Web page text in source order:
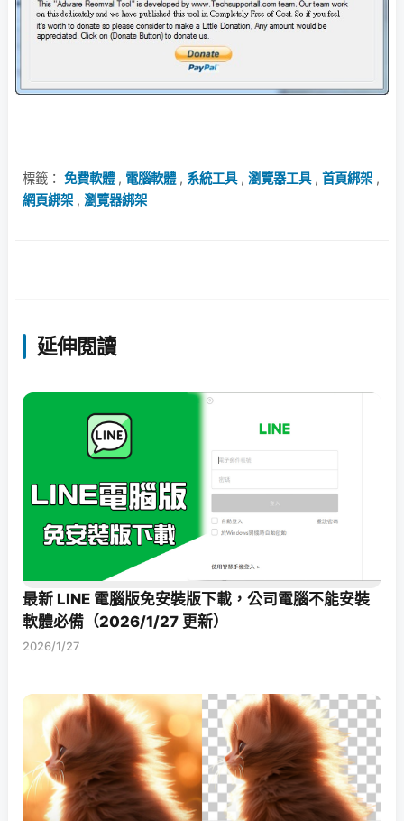
標籤： 免費軟體, 電腦軟體, 系統工具, 瀏覽器工具, 首頁綁架 ,
網頁綁架 , 瀏覽器綁架
延伸閱讀
最新 LINE 電腦版免安裝版下載，公司電腦不能安裝
軟體必備（2026/1/27 更新）
2026/1/27